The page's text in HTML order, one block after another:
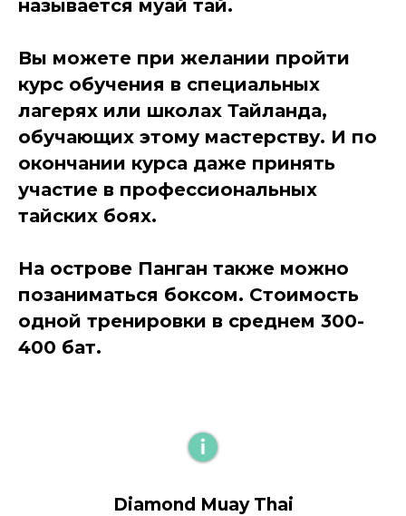
называется муай тай.
Вы можете при желании пройти
курс обучения в специальных
лагерях или школах Тайланда,
обучающих этому мастерству. И по
окончании курса даже принять
участие в профессиональных
тайских боях.
На острове Панган также можно
позаниматься боксом. Стоимость
одной тренировки в среднем 300-
400 бат.
Diamond Muay Thai